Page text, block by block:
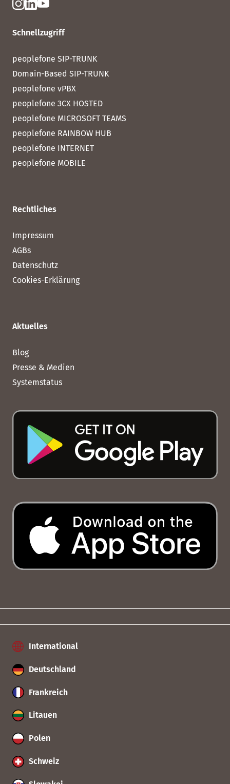
Schnellzugriff
peoplefone SIP-TRUNK
Domain-Based SIP-TRUNK
peoplefone vPBX
peoplefone 3CX HOSTED
peoplefone MICROSOFT TEAMS
peoplefone RAINBOW HUB
peoplefone INTERNET
peoplefone MOBILE
Rechtliches
Impressum
AGBs
Datenschutz
Cookies-Erklärung
Aktuelles
Blog
Presse & Medien
Systemstatus
International
Deutschland
Frankreich
Litauen
Polen
Schweiz